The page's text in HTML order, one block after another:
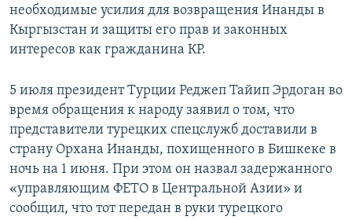
необходимые усилия для возвращения Инанды в
Кыргызстан и защиты его прав и законных
интересов как гражданина КР.
5 июля президент Турции Реджеп Тайип Эрдоган во
время обращения к народу заявил о том, что
представители турецких спецслужб доставили в
страну Орхана Инанды, похищенного в Бишкеке в
ночь на 1 июня. При этом он назвал задержанного
«управляющим ФЕТО в Центральной Азии» и
сообщил, что тот передан в руки турецкого